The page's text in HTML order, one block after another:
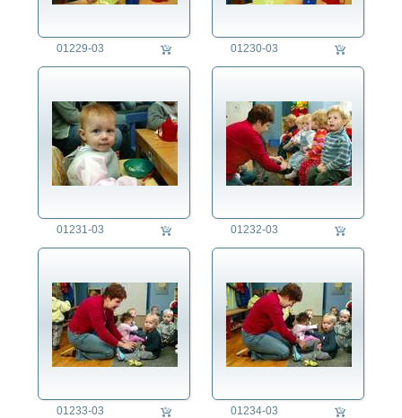
01229-03 01230-03
01231-03 01232-03
01233-03 01234-03